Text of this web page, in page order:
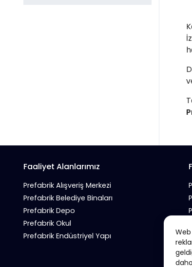
Faaliyet Alanlarımız
Prefabrik Alışveriş Merkezi
Prefabrik Belediye Binaları
Prefabrik Depo
Prefabrik Okul
Prefabrik Endüstriyel Yapı